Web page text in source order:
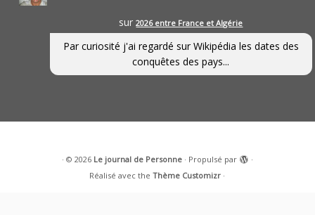
sur2026 entre France et Algérie
Par curiosité j'ai regardé sur Wikipédia les dates des
conquêtes des pays...
· © 2026 Le journal de Personne· Propulsé par
·
Réalisé avec theThème Customizr ·